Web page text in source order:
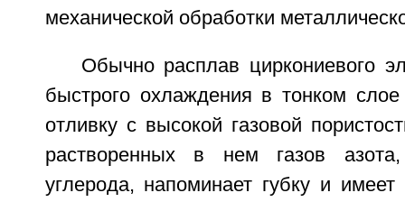
механической обработки
Обычно расплав циркониевого
быстрого охлаждения в тонком
отливку с высокой газовой
растворенных в нем газов
углерода, напоминает губку и имеет